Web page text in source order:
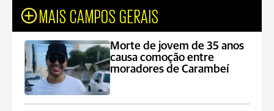
MAIS CAMPOS GERAIS
Morte de jovem de 35 anos
causa comoção entre
moradores de Carambeí